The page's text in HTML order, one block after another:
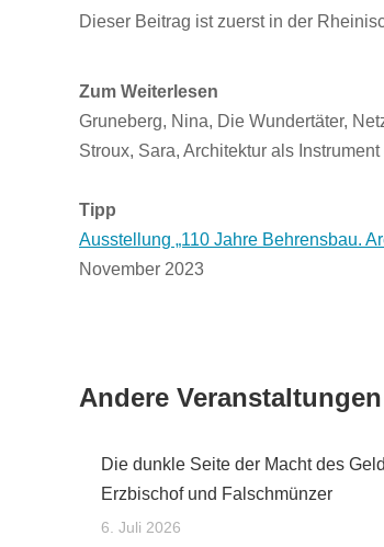
Dieser Beitrag ist zuerst in der
Zum Weiterlesen
Gruneberg, Nina, Die Wundertäter,
Stroux, Sara, Architektur als
Tipp
Ausstellung „110 Jahre Behrensbau.
November 2023
Andere Veranstaltungen
Die dunkle Seite der Macht des
Erzbischof und Falschmünzer
6. Juli 2026